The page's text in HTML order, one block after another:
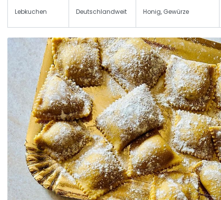
Lebkuchen Deutschlandweit Honig, Gewürze